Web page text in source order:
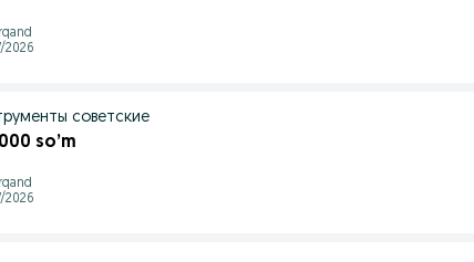
2026
советские
so’m
2026